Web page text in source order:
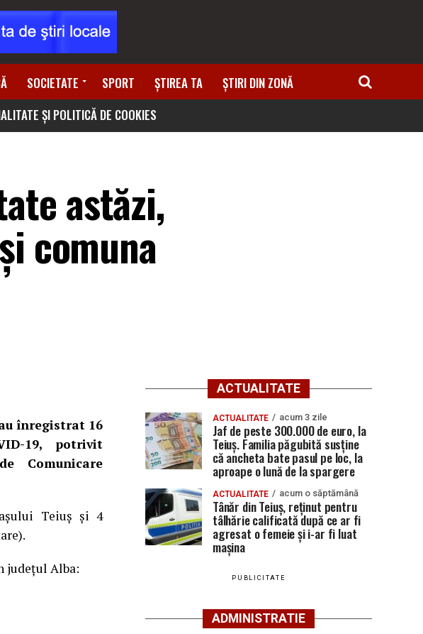
SOCIETATE SPORT ȘTIREA TA
ȘTIRI DIN ZONĂ
ȘI POLITICĂ DE COOKIES
astăzi,
comuna
înregistrat 16
19, potrivit
Comunicare
Teiuș și 4
județul Alba:
ACTUALITATE
ACTUALITATE acum 3 zile
Jaf de peste 300.000 de euro, la
Teiuș. Familia păgubită susține
că ancheta bate pasul pe loc, la
aproape o lună de la spargere
ACTUALITATE acum o săptămână
Tânăr din Teiuș, reținut pentru
tâlhărie calificată după ce ar fi
agresat o femeie și i-ar fi luat
mașina
PUBLICITATE
ADMINISTRATIE